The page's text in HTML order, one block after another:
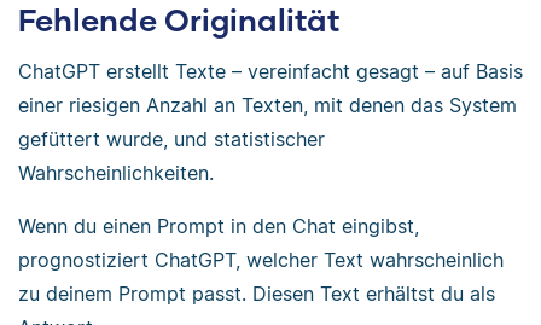
Fehlende Originalität
ChatGPT erstellt Texte – vereinfacht gesagt – auf Basis
einer riesigen Anzahl an Texten, mit denen das System
gefüttert wurde, und statistischer
Wahrscheinlichkeiten.
Wenn du einen Prompt in den Chat eingibst,
prognostiziert ChatGPT, welcher Text wahrscheinlich
zu deinem Prompt passt. Diesen Text erhältst du als